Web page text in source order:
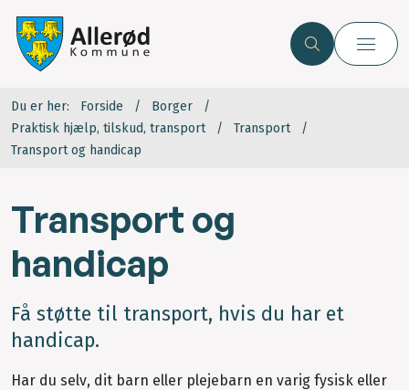
Du er her: Forside
Borger
Praktisk hjælp, tilskud, transport
Transport
Transport og handicap
Transport og
handicap
Få støtte til transport, hvis du har et
handicap.
Har du selv, dit barn eller plejebarn en varig fysisk eller